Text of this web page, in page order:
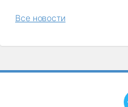
Все новости